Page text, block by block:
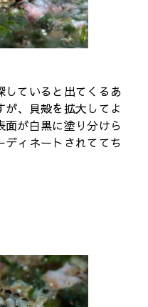
ていると出てくるあ
が、貝殻を拡大してよ
面が白黒に塗り分けら
ィネートされててち